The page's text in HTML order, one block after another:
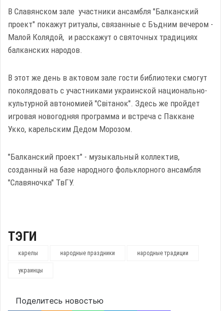
В Славянском зале участники ансамбля "Балканский
проект" покажут ритуалы, связанные с Бъдним вечером -
Малой Колядой, и расскажут о святочных традициях
балканских народов.
В этот же день в актовом зале гости библиотеки смогут
поколядовать с участниками украинской национально-
культурной автономией "Свiтанок". Здесь же пройдет
игровая новогодняя программа и встреча с Паккане
Укко, карельским Дедом Морозом.
"Балканский проект" - музыкальный коллектив,
созданный на базе народного фольклорного ансамбля
"Славяночка" ТвГУ.
ТЭГИ
карелы народные праздники народные традиции
украинцы
Поделитесь новостью